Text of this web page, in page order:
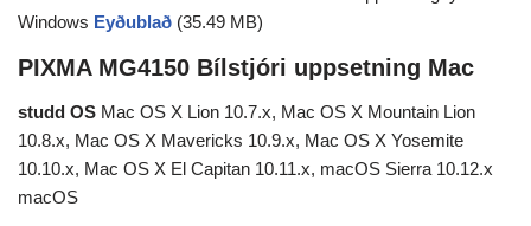
Windows Eyðublað (35.49 MB)
PIXMA MG4150 Bílstjóri uppsetning Mac
studd OS Mac OS X Lion 10.7.x, Mac OS X Mountain Lion
10.8.x, Mac OS X Mavericks 10.9.x, Mac OS X Yosemite
10.10.x, Mac OS X El Capitan 10.11.x, macOS Sierra 10.12.x
macOS